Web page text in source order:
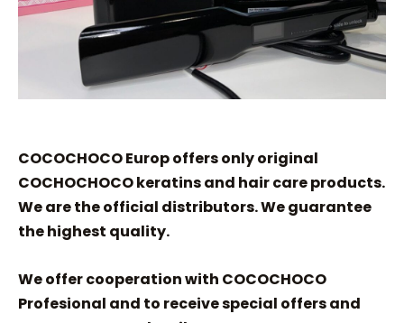
COCOCHOCO Europ offers only original
COCHOCHOCO keratins and hair care products.
We are the official distributors. We guarantee
the highest quality.
We offer cooperation with COCOCHOCO
Profesional and to receive special offers and